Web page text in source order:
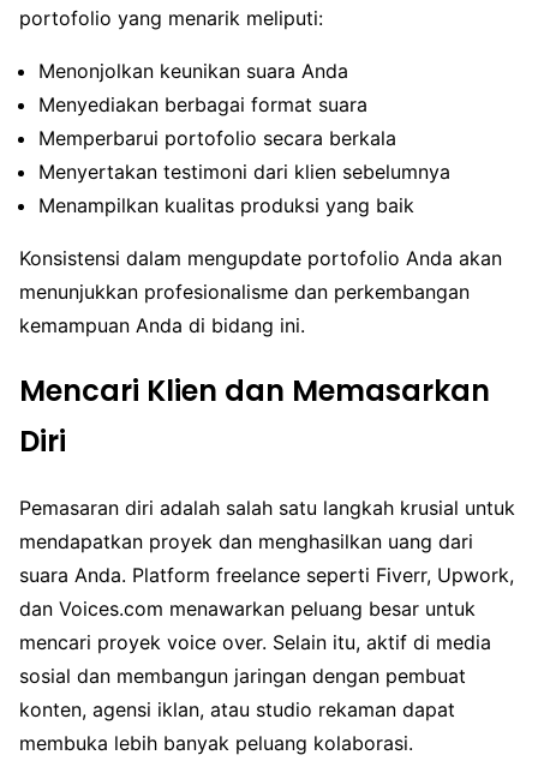
portofolio yang menarik meliputi:
Menonjolkan keunikan suara Anda
Menyediakan berbagai format suara
Memperbarui portofolio secara berkala
Menyertakan testimoni dari klien sebelumnya
Menampilkan kualitas produksi yang baik
Konsistensi dalam mengupdate portofolio Anda akan
menunjukkan profesionalisme dan perkembangan
kemampuan Anda di bidang ini.
Mencari Klien dan Memasarkan
Diri
Pemasaran diri adalah salah satu langkah krusial untuk
mendapatkan proyek dan menghasilkan uang dari
suara Anda. Platform freelance seperti Fiverr, Upwork,
dan Voices.com menawarkan peluang besar untuk
mencari proyek voice over. Selain itu, aktif di media
sosial dan membangun jaringan dengan pembuat
konten, agensi iklan, atau studio rekaman dapat
membuka lebih banyak peluang kolaborasi.